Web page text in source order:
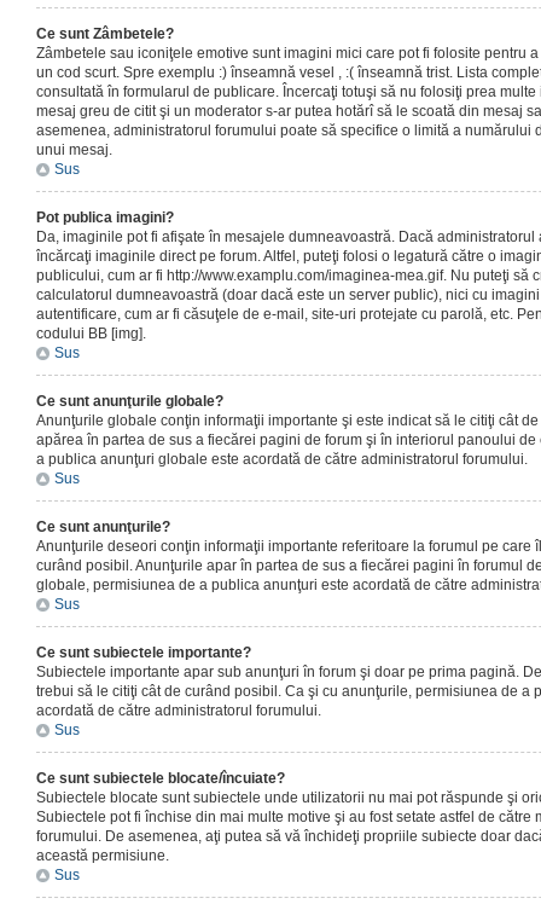
Ce sunt Zâmbetele?
Zâmbetele sau iconiţele emotive sunt imagini mici care pot fi folosite pentru
un cod scurt. Spre exemplu :) înseamnă vesel , :( înseamnă trist. Lista
consultată în formularul de publicare. Încercaţi totuşi să nu folosiţi prea
mesaj greu de citit şi un moderator s-ar putea hotărî să le scoată din mesaj
asemenea, administratorul forumului poate să specifice o limită a numărului
unui mesaj.
Sus
Pot publica imagini?
Da, imaginile pot fi afişate în mesajele dumneavoastră. Dacă
încărcaţi imaginile direct pe forum. Altfel, puteţi folosi o legatură către o
publicului, cum ar fi http://www.examplu.com/imaginea-mea.gif. Nu puteţi să
calculatorul dumneavoastră (doar dacă este un server public), nici cu
autentificare, cum ar fi căsuţele de e-mail, site-uri protejate cu parolă, etc.
codului BB [img].
Sus
Ce sunt anunţurile globale?
Anunţurile globale conţin informaţii importante şi este indicat să le citiţi cât
apărea în partea de sus a fiecărei pagini de forum şi în interiorul panoului
a publica anunţuri globale este acordată de către administratorul forumului.
Sus
Ce sunt anunţurile?
Anunţurile deseori conţin informaţii importante referitoare la forumul pe care
curând posibil. Anunţurile apar în partea de sus a fiecărei pagini în forumul
globale, permisiunea de a publica anunţuri este acordată de către
Sus
Ce sunt subiectele importante?
Subiectele importante apar sub anunţuri în forum şi doar pe prima pagină.
trebui să le citiţi cât de curând posibil. Ca şi cu anunţurile, permisiunea de a
acordată de către administratorul forumului.
Sus
Ce sunt subiectele blocate/încuiate?
Subiectele blocate sunt subiectele unde utilizatorii nu mai pot răspunde şi
Subiectele pot fi închise din mai multe motive şi au fost setate astfel de către
forumului. De asemenea, aţi putea să vă închideţi propriile subiecte doar
această permisiune.
Sus